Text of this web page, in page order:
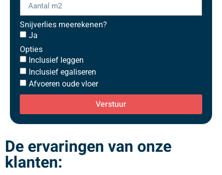
Snijverlies meerekenen?
Ja
Opties
Inclusief leggen
Inclusief egaliseren
Afvoeren oude vloer
Verstuur
De ervaringen van onze
klanten: